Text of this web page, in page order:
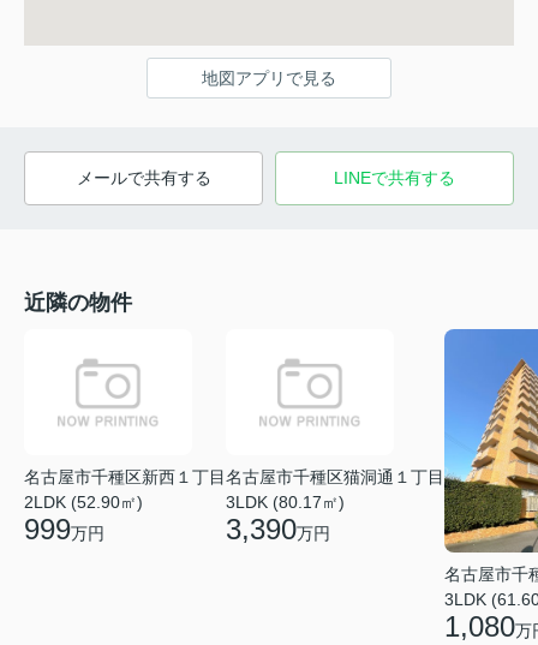
地図アプリで見る
メールで共有する LINEで共有する
近隣の物件
名古屋市千種区新西１丁目
2LDK (52.90㎡)
999万円
名古屋市千種区猫洞通１丁目
3LDK (80.17㎡)
3,390万円
名古屋市千
3LDK
1,080万